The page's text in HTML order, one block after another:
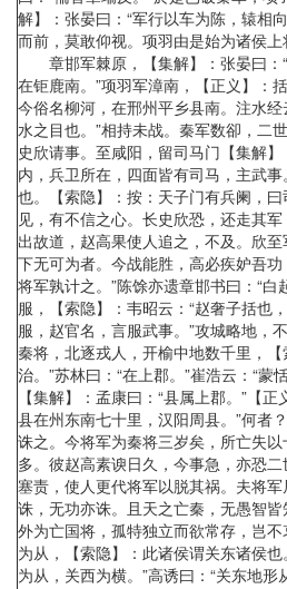
解】：张晏曰：“军行以车为陈，辕相
而前，莫敢仰视。项羽由是始为诸侯上
章邯军棘原，【集解】：张晏曰：“
在钜鹿南。”项羽军漳南，【正义】：
今俗名柳河，在邢州平乡县南。注水
水之目也。”相持未战。秦军数卻，二
史欣请事。至咸阳，留司马门【集解
内，兵卫所在，四面皆有司马，主武
也。【索隐】：按：天子门有兵阑，
见，有不信之心。长史欣恐，还走其
出故道，赵高果使人追之，不及。欣至
下无可为者。今战能胜，高必疾妒吾
将军孰计之。”陈馀亦遗章邯书曰：“
服，【索隐】：韦昭云：“赵奢子括也
服，赵官名，言服武事。”攻城略地，
秦将，北逐戎人，开榆中地数千里，
治。”苏林曰：“在上郡。”崔浩云：“蒙
【集解】：孟康曰：“县属上郡。”【
县在州东南七十里，汉阳周县。”何者
诛之。今将军为秦将三岁矣，所亡失
多。彼赵高素谀日久，今事急，亦恐
塞责，使人更代将军以脱其祸。夫将
诛，无功亦诛。且天之亡秦，无愚智皆
外为亡国将，孤特独立而欲常存，岂
为从，【索隐】：此诸侯谓关东诸侯
为从，关西为横。”高诱曰：“关东地